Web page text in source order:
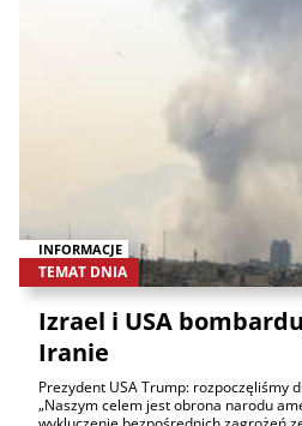
INFORMACJE
TEMAT DNIA
Izrael i USA
Iranie
Prezydent USA Trump: rozpoczęliśmy
„Naszym celem jest obrona narodu